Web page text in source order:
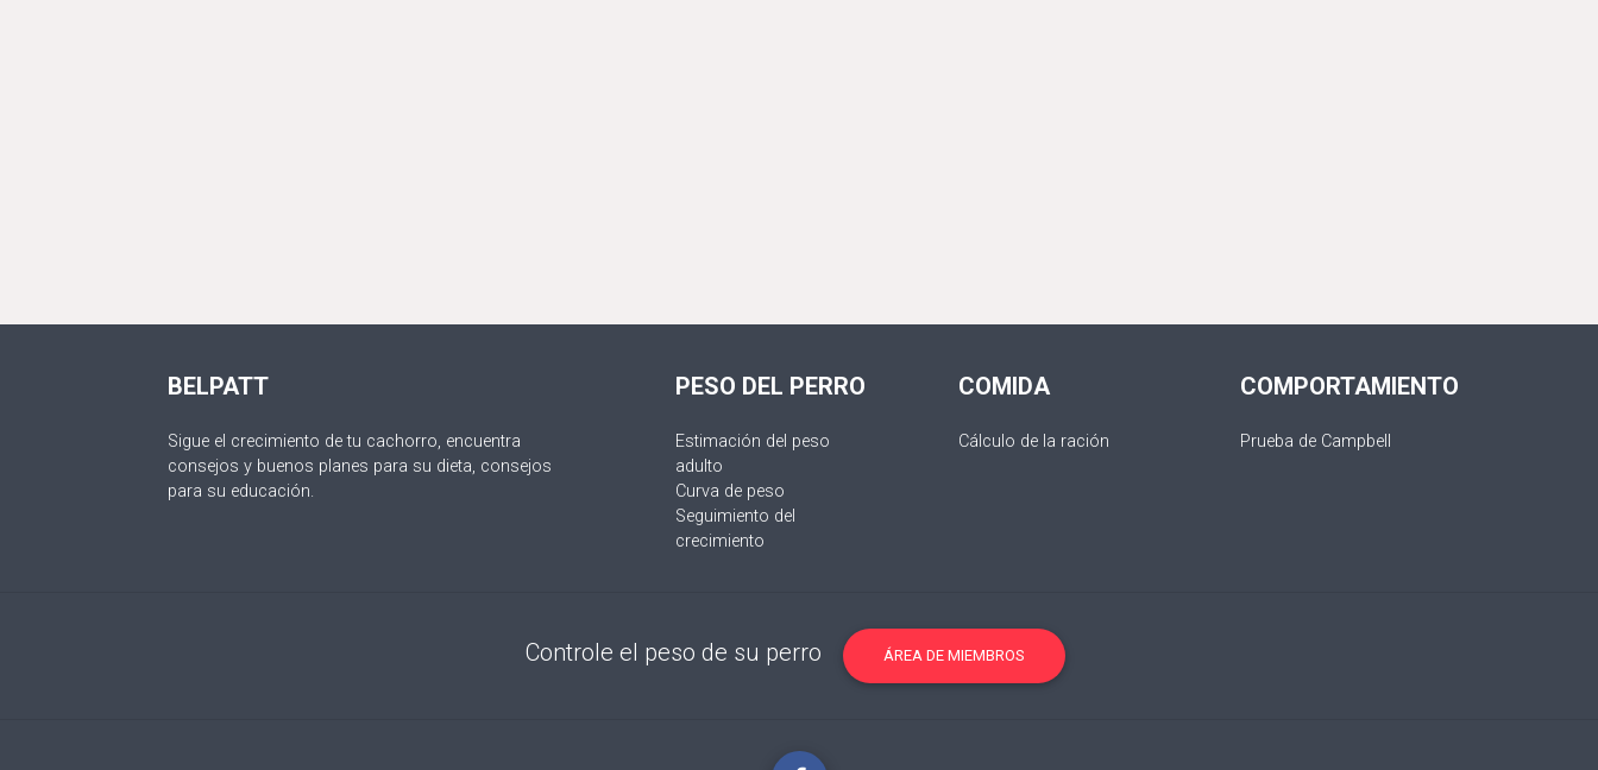
BELPATT
Sigue el crecimiento de tu cachorro, encuentra
consejos y buenos planes para su dieta, consejos
para su educación.
PESO DEL PERRO
Estimación del peso
adulto
Curva de peso
Seguimiento del
crecimiento
COMIDA
Cálculo de la ración
COMPORTAMIENTO
Prueba de Campbell
Controle el peso de su perro ÁREA DE MIEMBROS